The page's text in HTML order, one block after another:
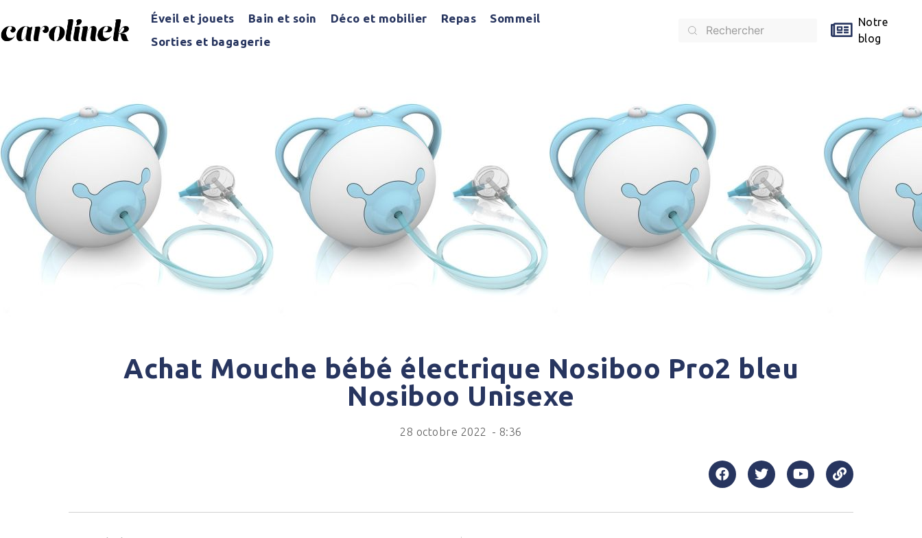
Éveil et jouets Bain et soin Déco et mobilier Repas
Sommeil
Sorties et bagagerie
Notre
blog
Achat Mouche bébé électrique Nosiboo Pro2 bleu
Nosiboo Unisexe
28 octobre 2022 - 8:36